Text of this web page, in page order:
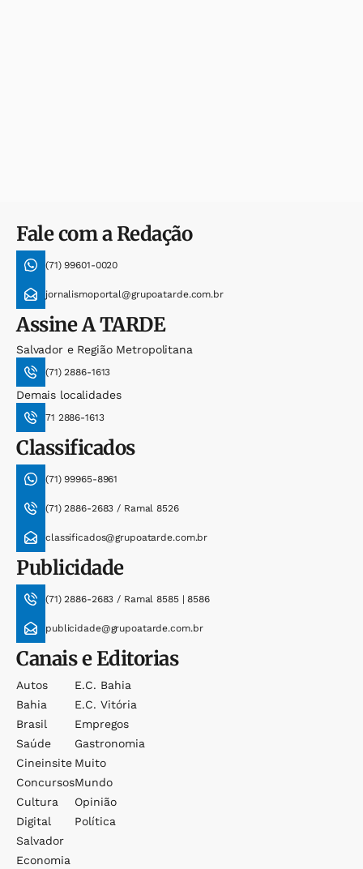
Fale com a Redação
(71) 99601-0020
jornalismoportal@grupoatarde.com.br
AssineA TARDE
Salvador e Região Metropolitana
(71) 2886-1613
Demais localidades
71 2886-1613
Classificados
(71) 99965-8961
(71) 2886-2683 / Ramal 8526
classificados@grupoatarde.com.br
Publicidade
(71) 2886-2683 / Ramal 8585 | 8586
publicidade@grupoatarde.com.br
Canais e Editorias
Autos
Bahia
Brasil
Saúde
Cineinsite
Concursos
Cultura
Digital
Salvador
Economia
E.c. Bahia
E.c. Vitória
Empregos
Gastronomia
Muito
Mundo
Opinião
Política